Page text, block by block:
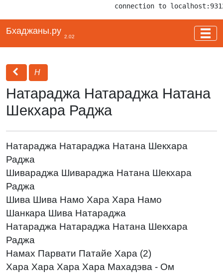
connection to
Бхаджаны.ру
2.02
Н
Натараджа Натараджа Натана
Шекхара Раджа
Натараджа Натараджа Натана Шекхара
Раджа
Шивараджа Шивараджа Натана Шекхара
Раджа
Шива Шива Намо Хара Хара Намо
Шанкара Шива Натараджа
Натараджа Натараджа Натана Шекхара
Раджа
Намах Парвати Патайе Хара (2)
Хара Хара Хара Хара Махадэва - Ом